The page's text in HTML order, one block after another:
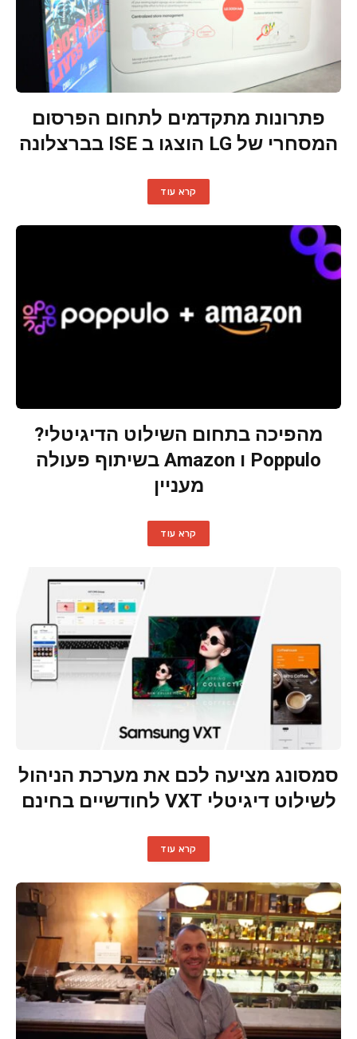
‏פתרונות מתקדמים לתחום הפרסום
המסחרי של LG הוצגו ב ISE בברצלונה
קרא עוד
מהפיכה בתחום השילוט הדיגיטלי?
Poppulo ו Amazon בשיתוף פעולה
מעניין
קרא עוד
סמסונג מציעה לכם את מערכת הניהול
לשילוט דיגיטלי VXT לחודשיים בחינם
קרא עוד